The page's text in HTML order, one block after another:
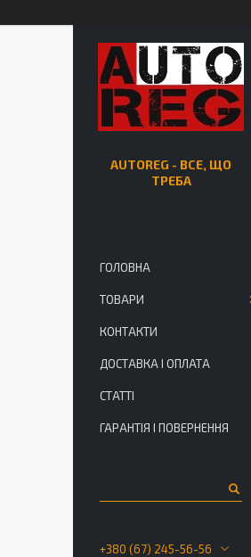
AUTOREG - ВСЕ, ЩО
ТРЕБА
ГОЛОВНА
ТОВАРИ
КОНТАКТИ
ДОСТАВКА І ОПЛАТА
СТАТТІ
ГАРАНТІЯ І ПОВЕРНЕННЯ
+380 (67) 245-56-56